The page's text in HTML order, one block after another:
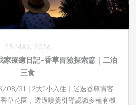
療癒日記 ~香草冒險探索篇｜二泊
三食
31｜2大2小入住｜迷迭香尊貴客
草花園，透過嗅覺引導認識多種有機
25 MAY, 2026